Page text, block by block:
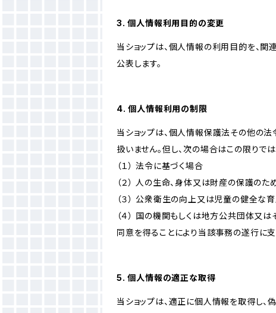
3. 個人情報利用目的の変更
当ショップは、個人情報の利用目的を、
公表します。
4. 個人情報利用の制限
当ショップは、個人情報保護法その他の
扱いません。但し、次の場合はこの限りでは
（１） 法令に基づく場合
（２） 人の生命、身体又は財産の保護の
（３） 公衆衛生の向上又は児童の健全な
（４） 国の機関もしくは地方公共団体又
同意を得ることにより当該事務の遂行に
5. 個人情報の適正な取得
当ショップは、適正に個人情報を取得し、